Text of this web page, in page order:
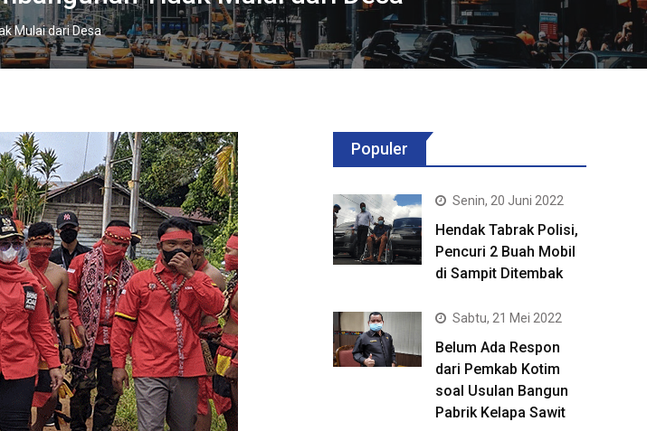
Mulai dari Desa
Populer
Senin, 20 Juni 2022
Hendak Tabrak Polisi,
Pencuri 2 Buah Mobil
di Sampit Ditembak
Sabtu, 21 Mei 2022
Belum Ada Respon
dari Pemkab Kotim
soal Usulan Bangun
Pabrik Kelapa Sawit